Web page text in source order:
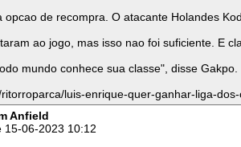
opcao de recompra. O atacante Holandes
ao jogo, mas isso nao foi suficiente. E
mundo conhece sua classe", disse Gakpo.
luis-enrique-quer-ganhar-liga-
Anfield
15-06-2023 10:12